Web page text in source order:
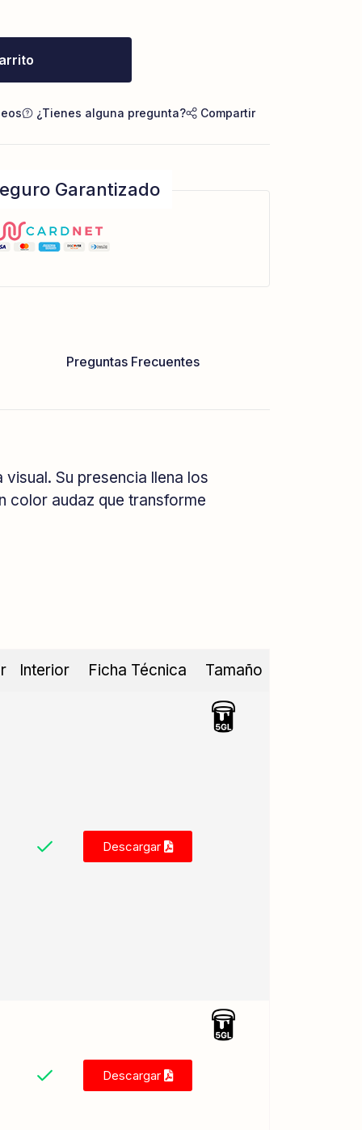
¿Tienes alguna pregunta? Compartir
Garantizado
Preguntas Frecuentes
Su presencia llena los
color audaz que transforme
Interior Ficha Técnica Tamaño
Descargar
Descargar